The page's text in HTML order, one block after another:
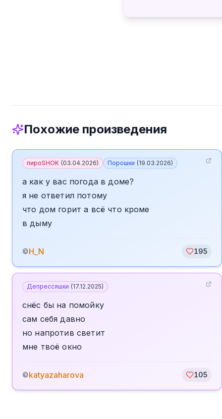
Похожие произведения
пироSHOK (03.04.2026) Порошки (19.03.2026)
а как у вас погода в доме?
я не ответил потому
что дом горит а всё что кроме
в дыму
©H_N 195
Депрессяшки (17.12.2025)
снёс бы на помойку
сам себя давно
но напротив светит
мне твоё окно
©katyazaharova 105